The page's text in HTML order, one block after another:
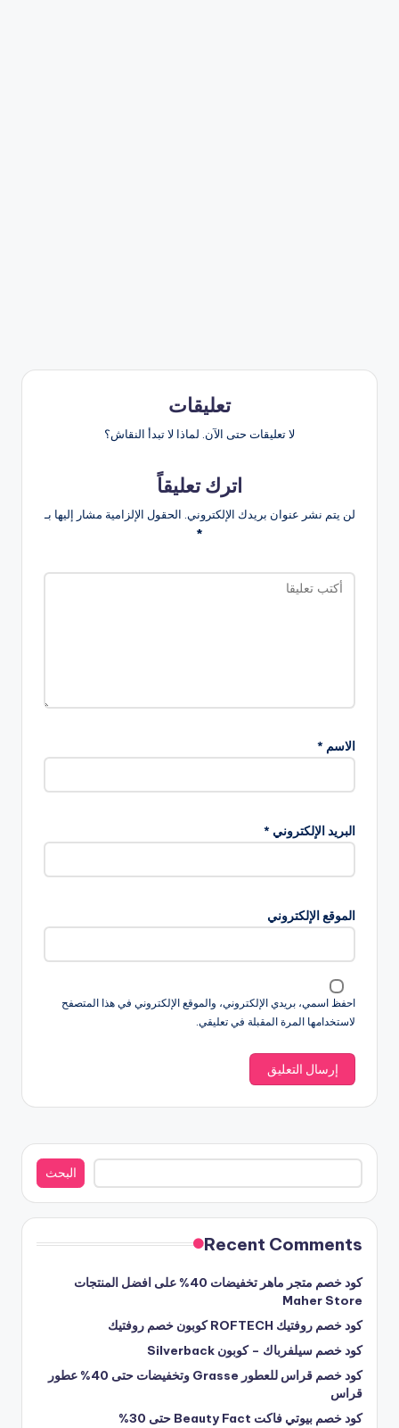
تعليقات
لا تعليقات حتى الآن. لماذا لا تبدأ النقاش؟
اترك تعليقاً
لن يتم نشر عنوان بريدك الإلكتروني. الحقول الإلزامية مشار إليها بـ
*
الاسم *
البريد الإلكتروني *
الموقع الإلكتروني
احفظ اسمي، بريدي الإلكتروني، والموقع الإلكتروني في هذا المتصفح
لاستخدامها المرة المقبلة في تعليقي.
البحث
البحث
Recent Comments
كود خصم متجر ماهر تخفيضات 40% على افضل المنتجات
Maher Store
كود خصم روفتيك ROFTECH كوبون خصم روفتيك
كود خصم سيلفرباك – كوبون Silverback
كود خصم قراس للعطور Grasse وتخفيضات حتى 40% عطور
قراس
كود خصم بيوتي فاكت Beauty Fact حتى 30%